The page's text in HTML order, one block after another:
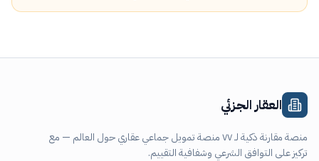
العقار الجزئي
منصة مقارنة ذكية لـ ٧٧ منصة تمويل جماعي عقاري حول العالم — مع
تركيز على التوافق الشرعي وشفافية التقييم.